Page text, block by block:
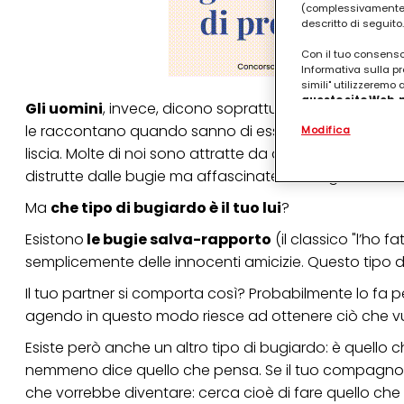
Gli uomini, invece, dicono soprattutto bugie
le raccontano quando sanno di essere nel giusto e
liscia. Molte di noi sono attratte da questo tipo di
distrutte dalle bugie ma affascinate dal bugiardo di
Ma che tipo di bugiardo è il tuo lui?
Esistono le bugie salva-rapporto (il classico "l’ho
semplicemente delle innocenti amicizie. Questo tipo
Il tuo partner si comporta così? Probabilmente lo fa
agendo in questo modo riesce ad ottenere ciò che
Esiste però anche un altro tipo di bugiardo: è quello
nemmeno dice quello che pensa. Se il tuo
che vorrebbe diventare: cerca cioè di fare quello
descritto di seguito.
Con il tuo
Informativa sulla
simili" utilizzeremo
questo sito
(rispettivamente
Puoi trovare
collegata nel piè
qualsiasi
periodo di
"modifica" di
Se fai clic su
per uno o più
tuoi dati personali
necessari per
Modifica